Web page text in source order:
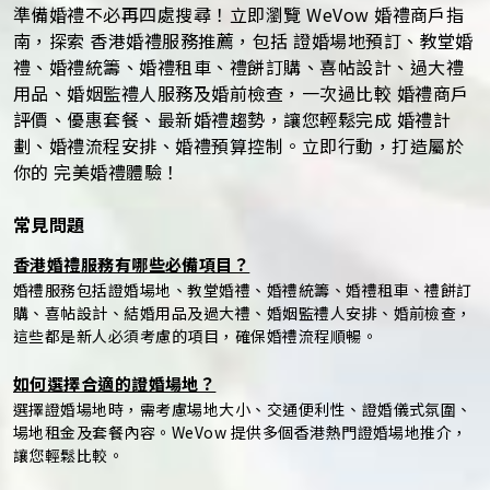
準備婚禮不必再四處搜尋！立即瀏覽 WeVow 婚禮商戶指
南，探索 香港婚禮服務推薦，包括 證婚場地預訂、教堂婚
禮、婚禮統籌、婚禮租車、禮餅訂購、喜帖設計、過大禮
用品、婚姻監禮人服務及婚前檢查，一次過比較 婚禮商戶
評價、優惠套餐、最新婚禮趨勢，讓您輕鬆完成 婚禮計
劃、婚禮流程安排、婚禮預算控制。立即行動，打造屬於
你的 完美婚禮體驗！
常見問題
香港婚禮服務有哪些必備項目？
婚禮服務包括證婚場地、教堂婚禮、婚禮統籌、婚禮租車、禮餅訂
購、喜帖設計、結婚用品及過大禮、婚姻監禮人安排、婚前檢查，
這些都是新人必須考慮的項目，確保婚禮流程順暢。
如何選擇合適的證婚場地？
選擇證婚場地時，需考慮場地大小、交通便利性、證婚儀式氛圍、
場地租金及套餐內容。WeVow 提供多個香港熱門證婚場地推介，
讓您輕鬆比較。